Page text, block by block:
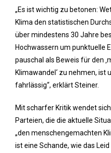
„Es ist wichtig zu betonen:
Klima den statistischen
über mindestens 30 Jahre
Hochwassern um punktuelle
pauschal als Beweis für den
Klimawandel‘ zu nehmen, ist
fahrlässig“, erklärt Steiner.
Mit scharfer Kritik wendet
Parteien, die die aktuelle
„den menschengemachten
ist eine Schande, wie das